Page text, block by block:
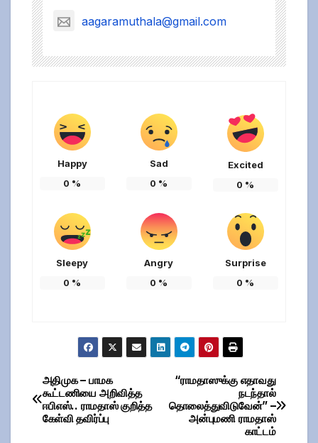
aagaramuthala@gmail.com
Happy
0 %
Sad
0 %
Excited
0 %
Sleepy
0 %
Angry
0 %
Surprise
0 %
Post
navigation
“ராமதாஸுக்கு எதாவது
நடந்தால்
தொலைத்துவிடுவேன்” –
அன்புமணி ராமதாஸ்
காட்டம்
அதிமுக – பாமக
கூட்டணியை அறிவித்த
ஈபிஎஸ்.. ராமதாஸ் குறித்த
கேள்வி தவிர்ப்பு